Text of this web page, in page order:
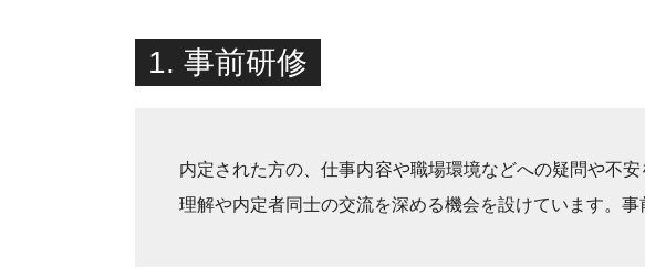
1. 事前研修
内定された方の、仕事内容や職場環境などへの疑問や不
理解や内定者同士の交流を深める機会を設けています。